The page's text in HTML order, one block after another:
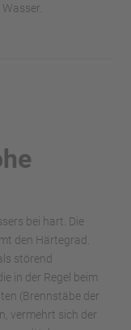
bei hart. Die
den Härtegrad.
störend
in der Regel beim
(Brennstäbe der
vermehrt sich der